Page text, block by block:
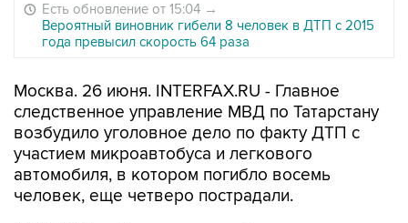
Есть обновление от 15:04 →
Вероятный виновник гибели 8 человек в ДТП с 2015
года превысил скорость 64 раза
Москва. 26 июня. INTERFAX.RU - Главное
следственное управление МВД по Татарстану
возбудило уголовное дело по факту ДТП с
участием микроавтобуса и легкового
автомобиля, в котором погибло восемь
человек, еще четверо пострадали.